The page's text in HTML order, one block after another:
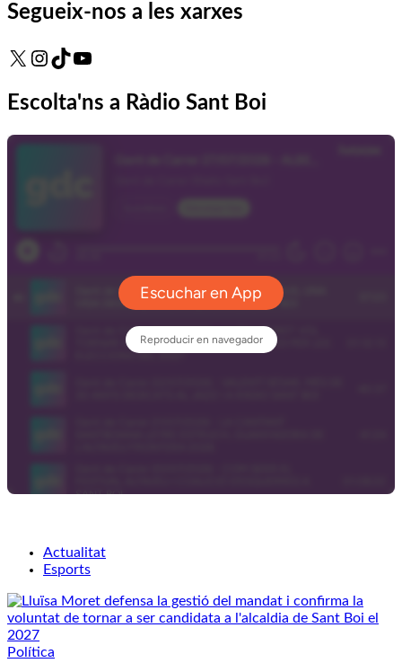
Segueix-nos a les xarxes
X Instagram
TikTokYouTube
Escolta'ns a Ràdio Sant Boi
Actualitat
Esports
Política